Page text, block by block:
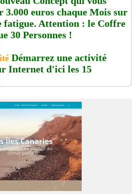
euros chaque Mois sur
fatigue. Attention : le Coffre
30 Personnes !
Démarrez une activité
Internet d'ici les 15